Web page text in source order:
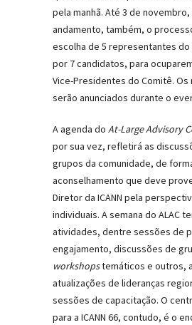
pela manhã. Até 3 de
andamento, também, o
escolha de 5 representantes do
por 7 candidatos, para
Vice-Presidentes do Comitê.
serão anunciados durante o
A agenda do At-Large Advisory
por sua vez, refletirá as
grupos da comunidade, de
aconselhamento que deve
Diretor da ICANN pela
individuais. A semana do ALAC
atividades, dentre sessões de
engajamento, discussões de
workshopstemáticos e outros,
atualizações de lideranças
sessões de capacitação. O
para a ICANN 66, contudo, é o